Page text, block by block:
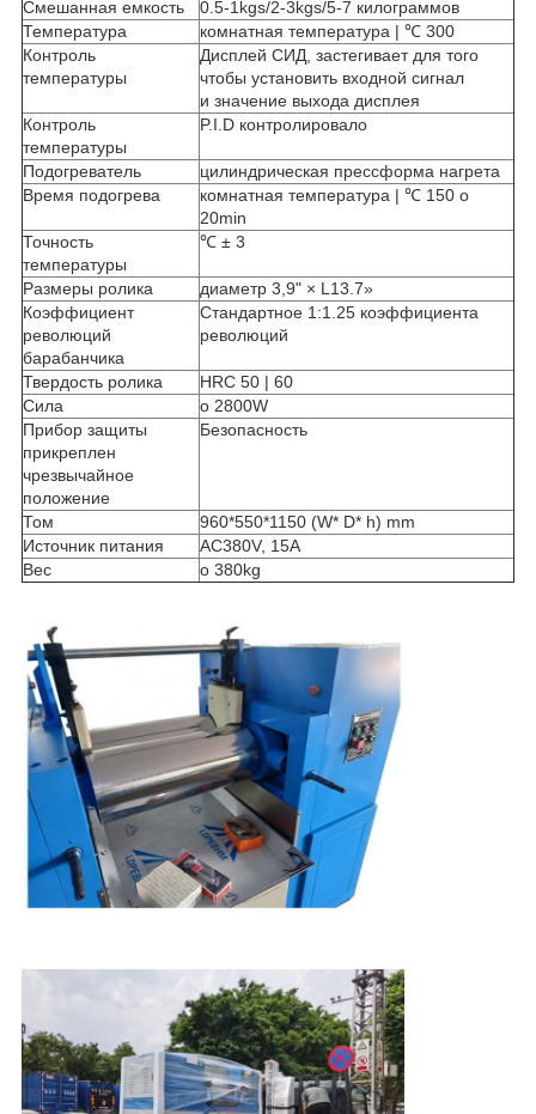
Смешанная емкость
0.5-1kgs/2-3kgs/5-7 килограммов
Температура
комнатная температура | ℃ 300
Контроль
температуры
Дисплей СИД, застегивает для того
чтобы установить входной сигнал
и значение выхода дисплея
Контроль
температуры
P.I.D контролировало
Подогреватель
цилиндрическая прессформа нагрета
Время подогрева
комнатная температура | ℃ 150 о
20min
Точность
температуры
℃ ± 3
Размеры ролика
диаметр 3,9" × L13.7»
Коэффициент
революций
барабанчика
Стандартное 1:1.25 коэффициента
революций
Твердость ролика
HRC 50 | 60
Сила
о 2800W
Прибор защиты
прикреплен
чрезвычайное
положение
Безопасность
Том
960*550*1150 (W* D* h) mm
Источник питания
AC380V, 15A
Вес
о 380kg